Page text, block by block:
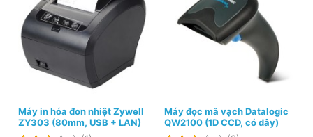
Máy in hóa đơn nhiệt Zywell
ZY303 (80mm, USB + LAN)
Máy đọc mã vạch Datalogic
QW2100 (1D CCD, có dây)